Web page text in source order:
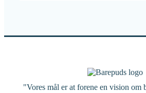
"Vores mål er at forene en vision om